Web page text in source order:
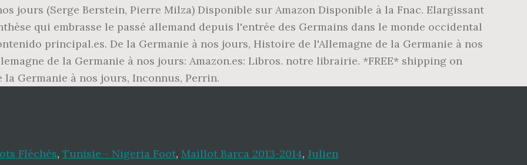
jours (Serge Berstein, Pierre Milza) Disponible sur Amazon Disponible à la Fnac. Elargissant
qui embrasse le passé allemand depuis l'entrée des Germains dans le monde occidental
principal.es. De la Germanie à nos jours, Histoire de l'Allemagne de la Germanie à nos
de la Germanie à nos jours: Amazon.es: Libros. notre librairie. *FREE* shipping on
Germanie à nos jours, Inconnus, Perrin.
Fléchés, Tunisie - Nigeria Foot, Maillot Barca 2013-2014, Julien